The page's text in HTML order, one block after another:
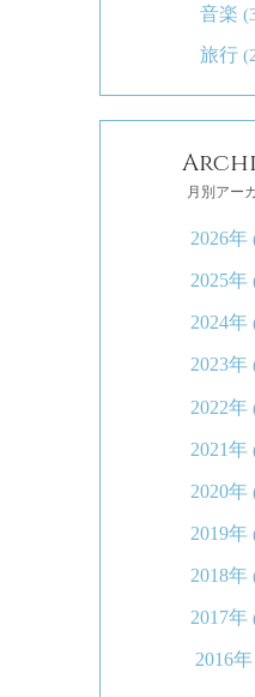
音楽
旅行
月別アー
2026年
2025年
2024年
2023年
2022年
2021年
2020年
2019年
2018年
2017年
2016年